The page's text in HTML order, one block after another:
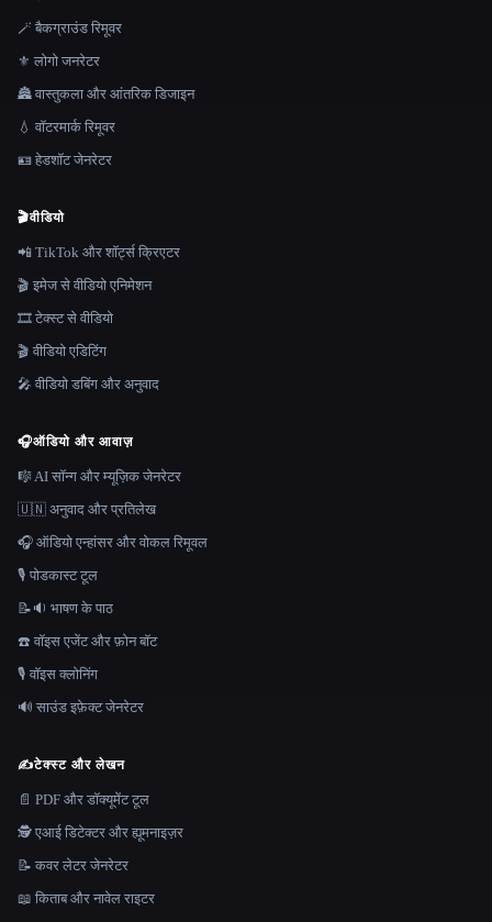
🪄 बैकग्राउंड रिमूवर
⚜️ लोगो जनरेटर
🏯 वास्तुकला और आंतरिक डिजाइन
💧 वॉटरमार्क रिमूवर
🪪 हेडशॉट जेनरेटर
🎬वीडियो
📲 TikTok और शॉर्ट्स क्रिएटर
🎬 इमेज से वीडियो एनिमेशन
🎞️ टेक्स्ट से वीडियो
🎬 वीडियो एडिटिंग
🎤 वीडियो डबिंग और अनुवाद
🎧ऑडियो और आवाज़
🎼 AI सॉन्ग और म्यूज़िक जेनरेटर
🇺🇳 अनुवाद और प्रतिलेख
🎧 ऑडियो एन्हांसर और वोकल रिमूवल
🎙️ पोडकास्ट टूल
📝🔉 भाषण के पाठ
☎️ वॉइस एजेंट और फ़ोन बॉट
🎙️ वॉइस क्लोनिंग
🔊 साउंड इफ़ेक्ट जेनरेटर
✍️टेक्स्ट और लेखन
📄 PDF और डॉक्यूमेंट टूल
🕵️ एआई डिटेक्टर और ह्यूमनाइज़र
📝 कवर लेटर जेनरेटर
📖 किताब और नावेल राइटर